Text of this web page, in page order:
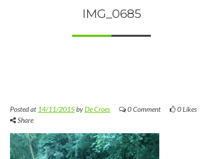
IMG_0685
Posted at 14/11/2015byDe Croes 0 Comment 0Likes
Share